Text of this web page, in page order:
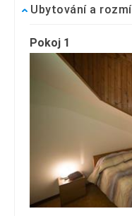
Ubytování a
Pokoj 1